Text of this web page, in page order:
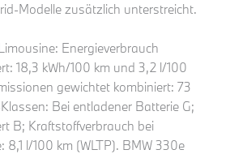
Modelle zusätzlich unterstreicht.
Energieverbrauch
18,3 kWh/100 km und 3,2 l/100
gewichtet kombiniert: 73
Bei entladener Batterie G;
B; Kraftstoffverbrauch bei
8,1 l/100 km (WLTP). BMW 330e